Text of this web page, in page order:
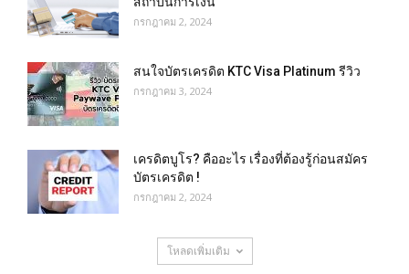
กรกฎาคม 2, 2024
สนใจบัตรเครดิต KTC Visa Platinum รีวิว
กรกฎาคม 3, 2024
เครดิตบูโร? คืออะไร เรื่องที่ต้องรู้ก่อนสมัคร
บัตรเครดิต !
กรกฎาคม 2, 2024
โหลดเพิ่มเติม